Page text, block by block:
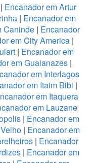
| Encanador em Artur
| Encanador em
Caninde | Encanador
em City America |
| Encanador em
em Guaianazes |
em Interlagos
em Itaim Bibi |
em Itaquera
em Lauzane
| Encanador em
| Encanador em
| Encanador
| Encanador em